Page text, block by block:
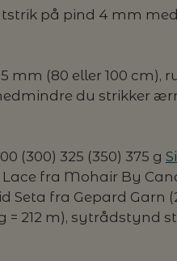
på pind 4 mm
mm (80 eller 100 cm),
du strikker
(300) 325 (350) 375 g
Lace fra Mohair By
Seta fra Gepard Garn
= 212 m), sytrådstynd